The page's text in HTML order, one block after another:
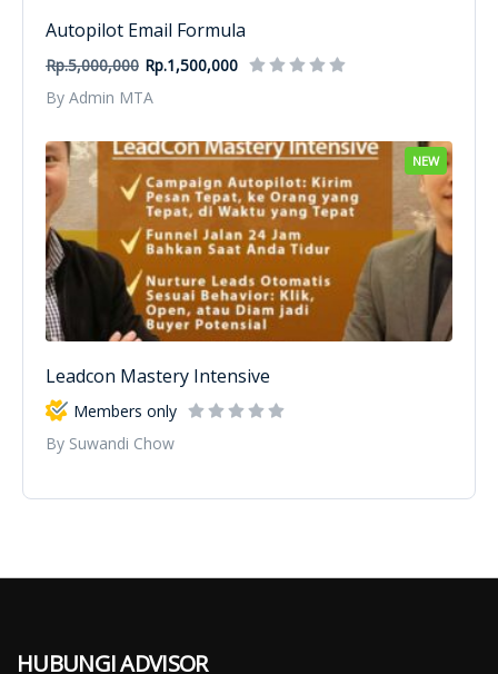
Autopilot Email Formula
Rp.5,000,000 Rp.1,500,000
By Admin MTA
NEW
Leadcon Mastery Intensive
Members only
By Suwandi Chow
HUBUNGI ADVISOR